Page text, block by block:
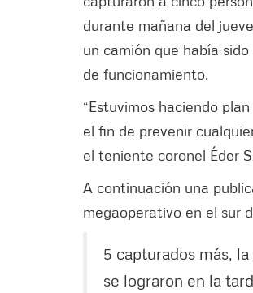
durante mañana del
un camión que había
de funcionamiento.
“Estuvimos haciendo
el fin de prevenir
el teniente coronel Éder
A continuación una
megaoperativo en el sur
5 capturados más,
se lograron en la